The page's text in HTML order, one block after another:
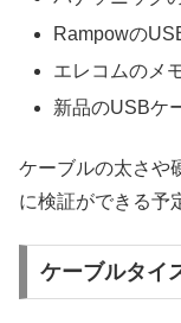
Rampowの
エレコムのメ
新品のUSBケ
ケーブルの太さや
に検証ができる予
ケーブルタイ